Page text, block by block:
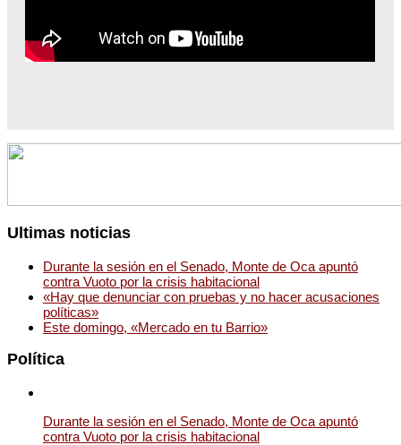
Ultimas noticias
Durante la sesión en el Senado, Monte de Oca apuntó
contra Vuoto por la crisis habitacional
«Hay que denunciar con pruebas y no hacer acusaciones
políticas»
Este domingo, «Mercado en tu Barrio»
Política
Durante la sesión en el Senado, Monte de Oca apuntó
contra Vuoto por la crisis habitacional